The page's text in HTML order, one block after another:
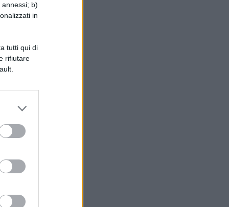
b)
in
tutti qui di
rifiutare